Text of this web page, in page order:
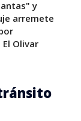
y
arremete
Olivar